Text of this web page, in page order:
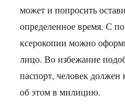
может и попросить
определенное время. С
ксерокопии можно
лицо. Во избежание
паспорт, человек должен
об этом в милицию.